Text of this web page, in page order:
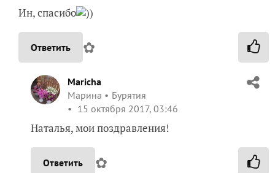
Ин, спасибо ))
Ответить ✿
Maricha
Марина
Бурятия
15 октября 2017, 03:46
Наталья, мои поздравления!
Ответить ✿